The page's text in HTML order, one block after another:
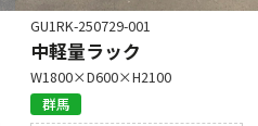
GU1RK-250729-001
中軽量ラック
W1800×D600×H2100
群馬